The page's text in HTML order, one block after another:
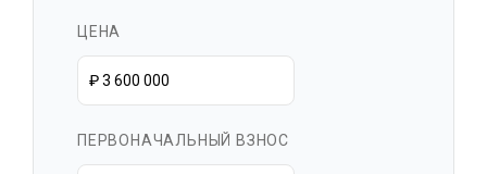
ЦЕНА
ПЕРВОНАЧАЛЬНЫЙ ВЗНОС